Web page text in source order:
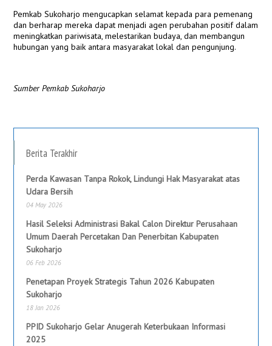
Pemkab Sukoharjo mengucapkan selamat kepada para pemenang
dan berharap mereka dapat menjadi agen perubahan positif dalam
meningkatkan pariwisata, melestarikan budaya, dan membangun
hubungan yang baik antara masyarakat lokal dan pengunjung.
Sumber Pemkab Sukoharjo
Berita Terakhir
Perda Kawasan Tanpa Rokok, Lindungi Hak Masyarakat atas
Udara Bersih
04 May 2026
Hasil Seleksi Administrasi Bakal Calon Direktur Perusahaan
Umum Daerah Percetakan Dan Penerbitan Kabupaten
Sukoharjo
06 Feb 2026
Penetapan Proyek Strategis Tahun 2026 Kabupaten
Sukoharjo
18 Jan 2026
PPID Sukoharjo Gelar Anugerah Keterbukaan Informasi
2025